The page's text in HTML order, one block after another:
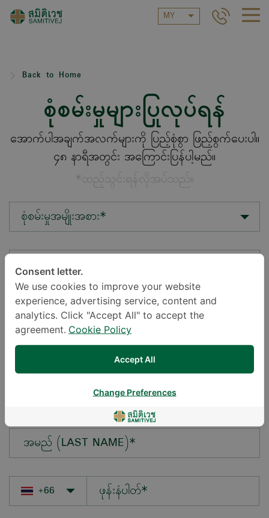
MY
Back to Home
စုံစမ်းမှုများပြုလုပ်ရန်
အောက်ပါအချက်အလက်များကို ပြည့်စုံစွာ ဖြည့်စွက်ပေးပါ။
၄၈ နာရီအတွင်း အကြောင်းပြန်ပါ့မည်။
*ထည့်သွင်းရန်လိုအပ်သည်။
စုံစမ်းမှုအမျိုးအစား*
တည်နေရာ*
မေးလိုသောမေးခွန်း*
အမည် (FIRST NAME)*
အမည် (LAST NAME)*
Consent letter.
We use cookies to improve your website
experience, advertising service, content and
analytics. Click "Accept All" to accept the
agreement. Cookie Policy
Accept All
Change Preferences